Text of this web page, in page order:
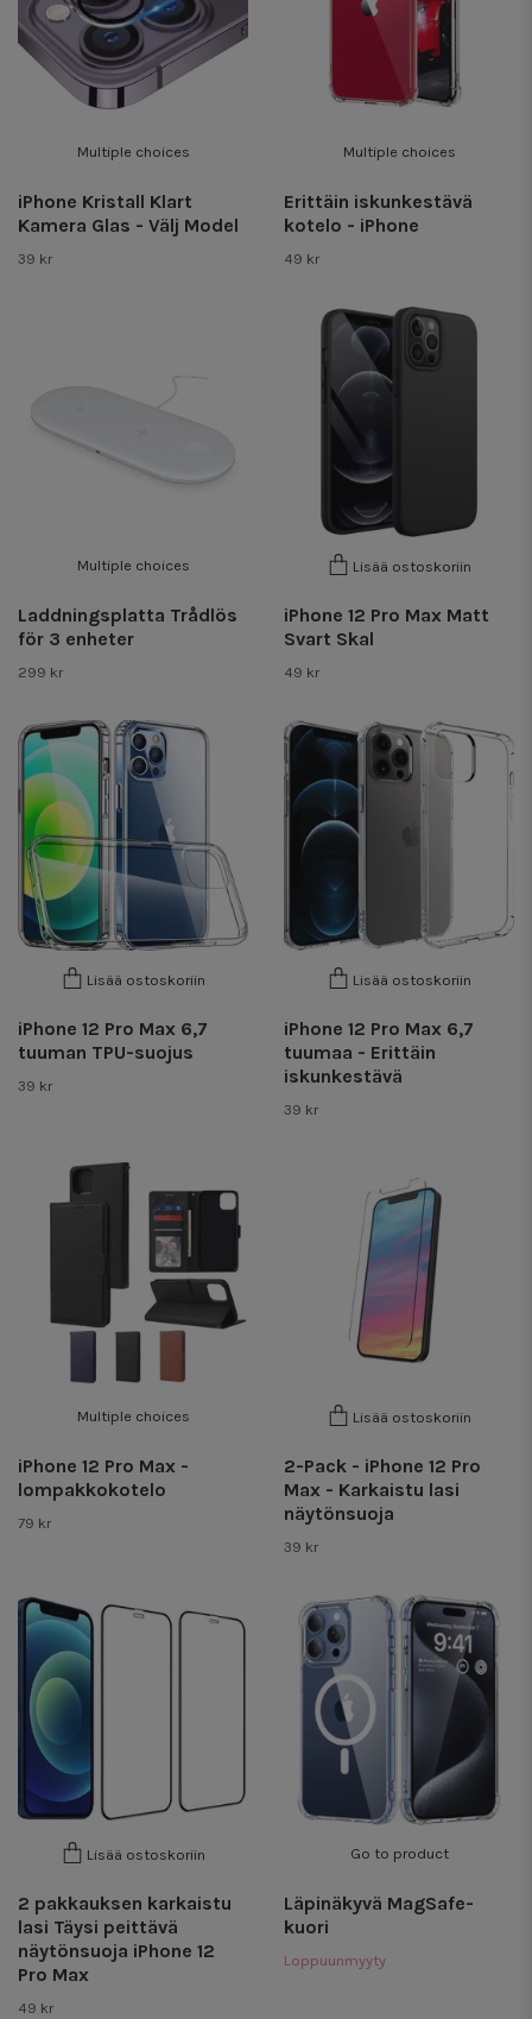
Multiple choices
iPhone Kristall Klart
Kamera Glas - Välj Model
39 kr
Multiple choices
Erittäin iskunkestävä
kotelo - iPhone
49 kr
Multiple choices
Laddningsplatta Trådlös
för 3 enheter
299 kr
Lisää ostoskoriin
iPhone 12 Pro Max Matt
Svart Skal
49 kr
Lisää ostoskoriin
iPhone 12 Pro Max 6,7
tuuman TPU-suojus
39 kr
Lisää ostoskoriin
iPhone 12 Pro Max 6,7
tuumaa - Erittäin
iskunkestävä
39 kr
Multiple choices
iPhone 12 Pro Max -
lompakkokotelo
79 kr
Lisää ostoskoriin
2-Pack - iPhone 12 Pro
Max - Karkaistu lasi
näytönsuoja
39 kr
Lisää ostoskoriin
2 pakkauksen karkaistu
lasi Täysi peittävä
näytönsuoja iPhone 12
Pro Max
49 kr
Go to product
Läpinäkyvä MagSafe-
kuori
Loppuunmyyty